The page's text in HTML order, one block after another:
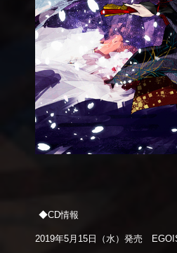
◆CD情報
2019年5月15日（水）発売